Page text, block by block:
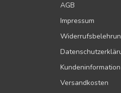
AGB
Impressum
Kundeninformation
Versandkosten